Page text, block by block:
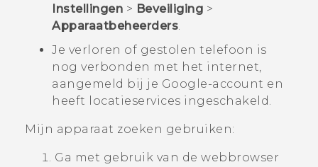
Instellingen > Beveiliging >
Apparaatbeheerders.
Je verloren of gestolen telefoon is
nog verbonden met het internet,
aangemeld bij je Google-account en
heeft locatieservices ingeschakeld.
Mijn apparaat zoeken gebruiken:
Ga met gebruik van de webbrowser